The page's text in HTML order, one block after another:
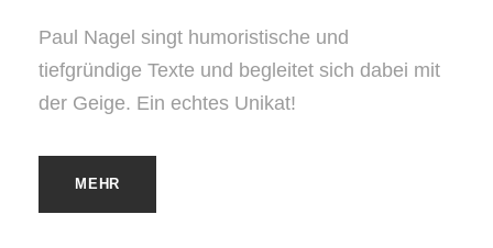
Paul Nagel singt humoristische und
tiefgründige Texte und begleitet sich dabei mit
der Geige. Ein echtes Unikat!
MEHR